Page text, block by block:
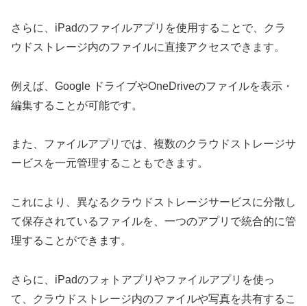
さらに、iPadのファイルアプリを使用することで、クラ
ウドストレージ内のファイルに直接アクセスできます。
例えば、Google ドライブやOneDriveのファイルを表示・
編集することが可能です。
また、ファイルアプリでは、複数のクラウドストレージサ
ービスを一元管理することもできます。
これにより、異なるクラウドストレージサービスに分散し
て保存されているファイルを、一つのアプリで統合的に管
理することができます。
さらに、iPadのフォトアプリやファイルアプリを使っ
て、クラウドストレージ内のファイルや写真を共有するこ